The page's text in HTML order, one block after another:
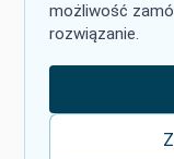
możliwość
rozwiązanie.